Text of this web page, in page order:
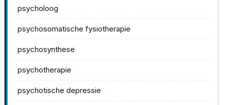
psycholoog
psychosomatische fysiotherapie
psychosynthese
psychotherapie
psychotische depressie